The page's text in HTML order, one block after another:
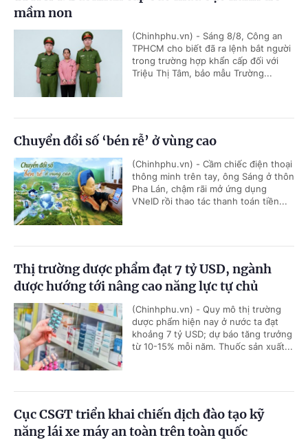
mầm non
(Chinhphu.vn) - Sáng 8/8, Công an
TPHCM cho biết đã ra lệnh bắt người
trong trường hợp khẩn cấp đối với
Triệu Thị Tâm, bảo mẫu Trường...
Chuyển đổi số ‘bén rễ’ ở vùng cao
(Chinhphu.vn) - Cầm chiếc điện thoại
thông minh trên tay, ông Sáng ở thôn
Pha Lán, chậm rãi mở ứng dụng
VNeID rồi thao tác thanh toán tiền...
Thị trường dược phẩm đạt 7 tỷ USD, ngành
dược hướng tới nâng cao năng lực tự chủ
(Chinhphu.vn) - Quy mô thị trường
dược phẩm hiện nay ở nước ta đạt
khoảng 7 tỷ USD; dự báo tăng trưởng
từ 10-15% mỗi năm. Thuốc sản xuất...
Cục CSGT triển khai chiến dịch đào tạo kỹ
năng lái xe máy an toàn trên toàn quốc